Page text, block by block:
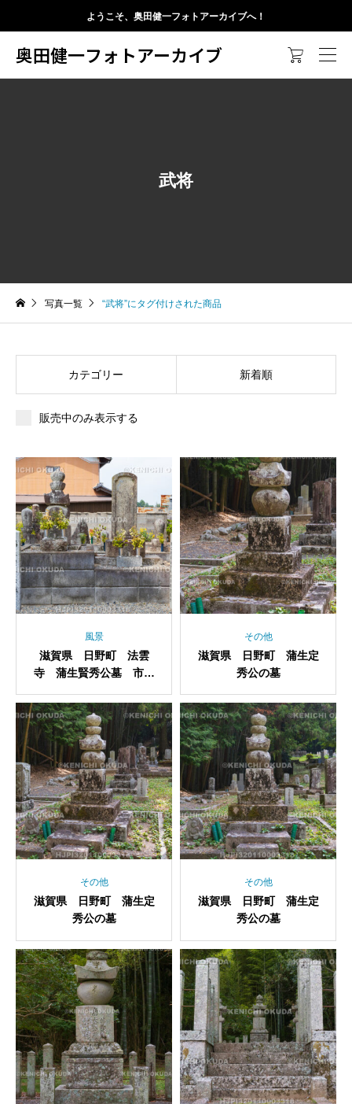
ようこそ、奥田健一フォトアーカイブへ！
奥田健一フォトアーカイブ 
武将
写真一覧 “武将”にタグ付けされた商品
カテゴリー 新着順
販売中のみ表示する
風景
滋賀県 日野町 法雲
寺 蒲生賢秀公墓 市橋
その他
滋賀県 日野町 蒲生定
秀公の墓
その他
滋賀県 日野町 蒲生定
秀公の墓
その他
滋賀県 日野町 蒲生定
秀公の墓